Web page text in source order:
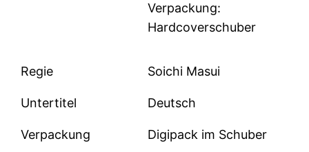
Verpackung:
Hardcoverschuber
Regie Soichi Masui
Untertitel Deutsch
Verpackung Digipack im Schuber